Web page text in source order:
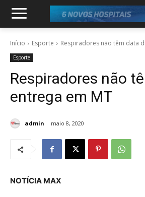
Início Esporte Respiradores não têm data
Esporte
Respiradores não
entrega em MT
admin maio 8, 2020
NOTÍCIA MAX